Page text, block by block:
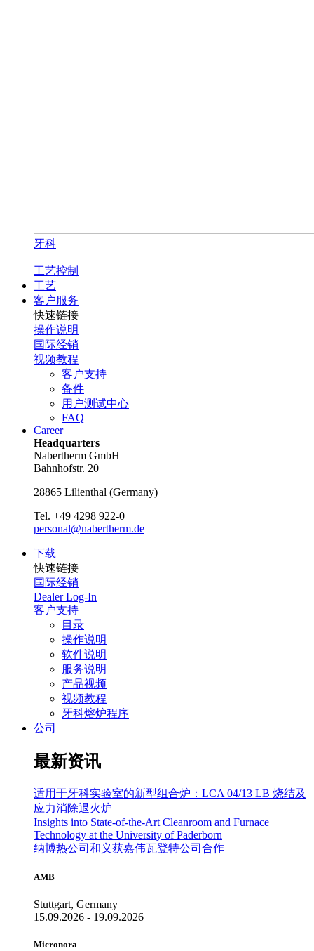
牙科
工艺控制
工艺
客户服务
快速链接
操作说明
国际经销
视频教程
客户支持
备件
用户测试中心
FAQ
Career
Headquarters
Nabertherm GmbH
Bahnhofstr. 20
28865 Lilienthal (Germany)
Tel. +49 4298 922-0
personal@nabertherm.de
下载
快速链接
国际经销
Dealer Log-In
客户支持
目录
操作说明
软件说明
服务说明
产品视频
视频教程
牙科熔炉程序
公司
最新资讯
适用于牙科实验室的新型组合炉：LCA 04/13 LB 烧结及
应力消除退火炉
Insights into State-of-the-Art Cleanroom and Furnace
Technology at the University of Paderborn
纳博热公司和义获嘉伟瓦登特公司合作
AMB
Stuttgart, Germany
15.09.2026 - 19.09.2026
Micronora